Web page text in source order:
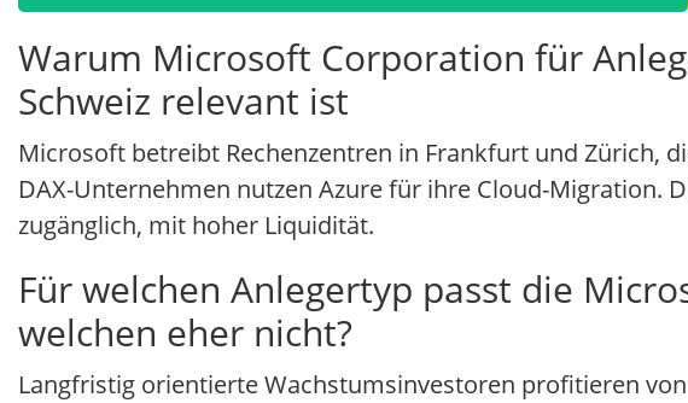
Warum Microsoft Corporation für
Schweiz relevant ist
Microsoft betreibt Rechenzentren in Frankfurt und Zürich,
DAX-Unternehmen nutzen Azure für ihre Cloud-Migration.
zugänglich, mit hoher Liquidität.
Für welchen Anlegertyp passt die
welchen eher nicht?
Langfristig orientierte Wachstumsinvestoren profitieren